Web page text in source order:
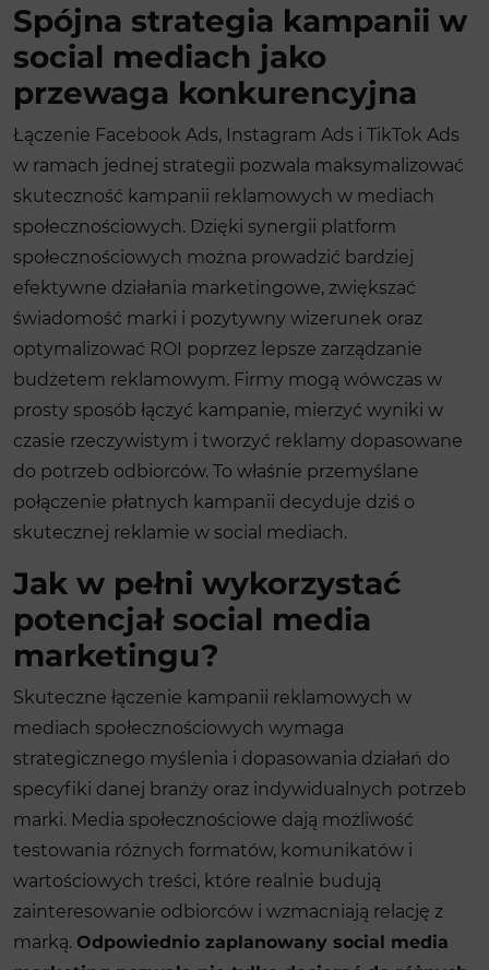
Spójna strategia kampanii w
social mediach jako
przewaga konkurencyjna
Łączenie Facebook Ads, Instagram Ads i TikTok Ads
w ramach jednej strategii pozwala maksymalizować
skuteczność kampanii reklamowych w mediach
społecznościowych. Dzięki synergii platform
społecznościowych można prowadzić bardziej
efektywne działania marketingowe, zwiększać
świadomość marki i pozytywny wizerunek oraz
optymalizować ROI poprzez lepsze zarządzanie
budżetem reklamowym. Firmy mogą wówczas w
prosty sposób łączyć kampanie, mierzyć wyniki w
czasie rzeczywistym i tworzyć reklamy dopasowane
do potrzeb odbiorców. To właśnie przemyślane
połączenie płatnych kampanii decyduje dziś o
skutecznej reklamie w social mediach.
Jak w pełni wykorzystać
potencjał social media
marketingu?
Skuteczne łączenie kampanii reklamowych w
mediach społecznościowych wymaga
strategicznego myślenia i dopasowania działań do
specyfiki danej branży oraz indywidualnych potrzeb
marki. Media społecznościowe dają możliwość
testowania różnych formatów, komunikatów i
wartościowych treści, które realnie budują
zainteresowanie odbiorców i wzmacniają relację z
marką. Odpowiednio zaplanowany social media